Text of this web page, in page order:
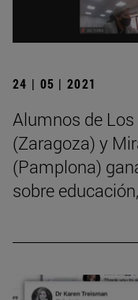
24 | 05 | 2021
Alumnos de Los
(Zaragoza) y
(Pamplona)
sobre